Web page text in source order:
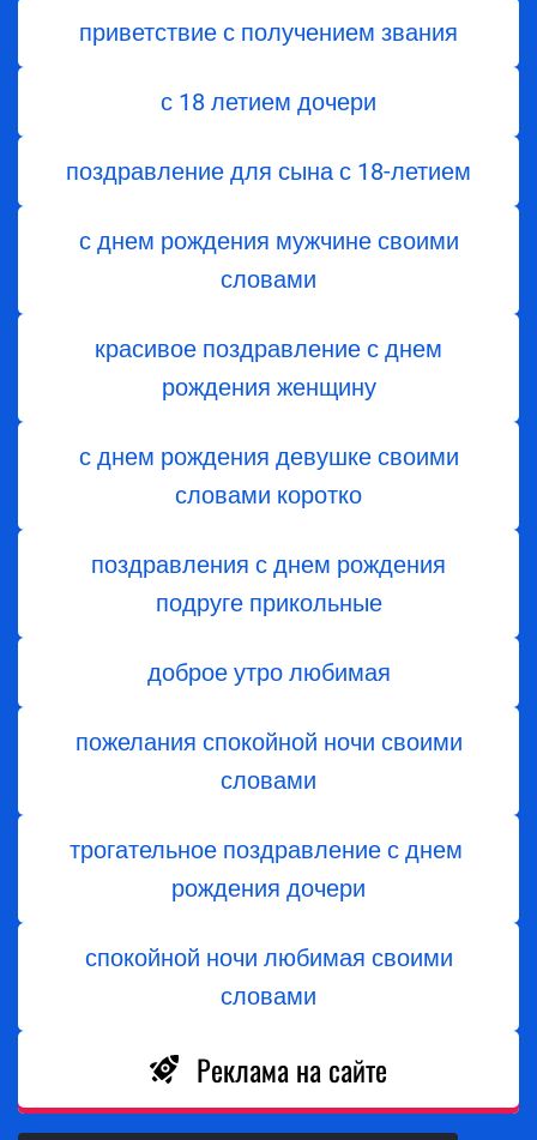
приветствие с получением звания
с 18 летием дочери
поздравление для сына с 18-летием
с днем рождения мужчине своими
словами
красивое поздравление с днем
рождения женщину
с днем рождения девушке своими
словами коротко
поздравления с днем рождения
подруге прикольные
доброе утро любимая
пожелания спокойной ночи своими
словами
трогательное поздравление с днем ​​
рождения дочери
спокойной ночи любимая своими
словами
Реклама на сайте